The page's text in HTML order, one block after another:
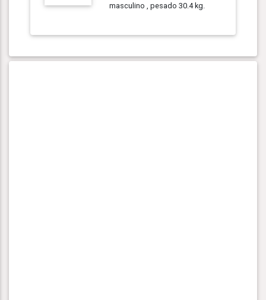
masculino , pesado 30.4 kg.